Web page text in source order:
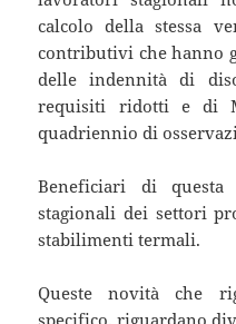
calcolo della stessa
contributivi che hanno
delle indennità di
requisiti ridotti e di
quadriennio di
Beneficiari di
stagionali dei settori
stabilimenti termali.
Queste novità che
specifico, riguardano